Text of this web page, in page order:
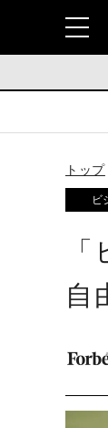
トップ
ビ
自